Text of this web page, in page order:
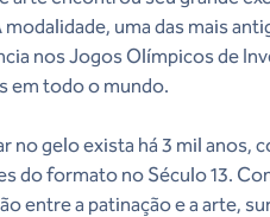
uma das mais
nos Jogos Olímpicos de
em todo o mundo.
no gelo exista há 3 mil anos,
do formato no Século 13.
entre a patinação e a arte,